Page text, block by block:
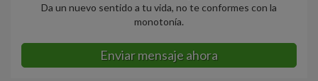
Da un nuevo sentido a tu vida, no te conformes con la
monotonía.
Enviar mensaje ahora